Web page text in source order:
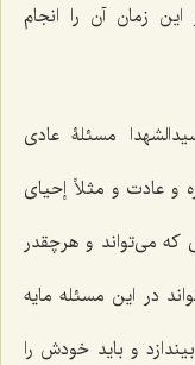
زمان آن را انجام
مسئلۀ عادی
و عادت و مثلاً إحیای
که می‌تواند و هرچقدر
در این مسئله مایه
و باید خودش را